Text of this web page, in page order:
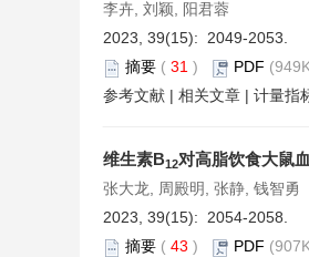
李卉, 刘颖, 阳君蓉
2023, 39(15): 2049-2053.
摘要 ( 31 ) PDF
参考文献 | 相关文章 | 计量指
维生素B12对高脂饮食大鼠
张大龙, 周殿明, 张静, 钱智勇
2023, 39(15): 2054-2058.
摘要 ( 43 ) PDF